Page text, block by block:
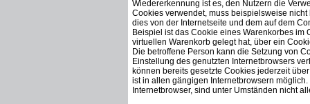
Wiedererkennung ist es, den Nutzern die
Cookies verwendet, muss beispielsweise
dies von der Internetseite und dem auf dem
Beispiel ist das Cookie eines Warenkorbes
virtuellen Warenkorb gelegt hat, über ein
Die betroffene Person kann die Setzung von
Einstellung des genutzten Internetbrowsers
können bereits gesetzte Cookies jederzeit
ist in allen gängigen Internetbrowsern
Internetbrowser, sind unter Umständen nicht